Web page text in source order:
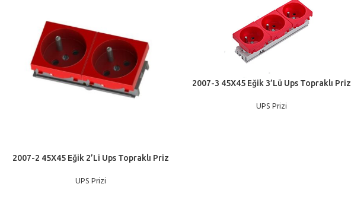
2007-2 45X45 Eğik 2’Li Ups Topraklı Priz
UPS Prizi
2007-3 45X45 Eğik 3’Lü Ups Topraklı Priz
UPS Prizi